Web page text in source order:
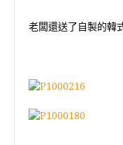
老闆還送了自製的韓